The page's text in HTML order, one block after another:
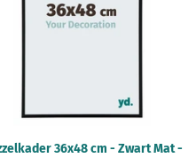
36x48 cm - Zwart Mat -